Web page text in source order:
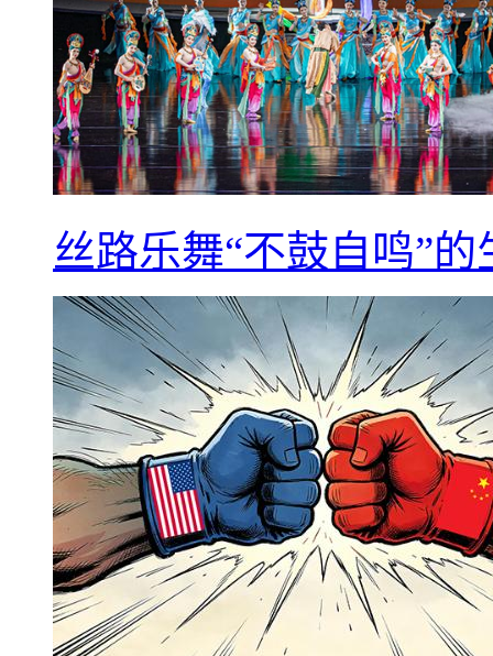
丝路乐舞“不鼓自鸣”